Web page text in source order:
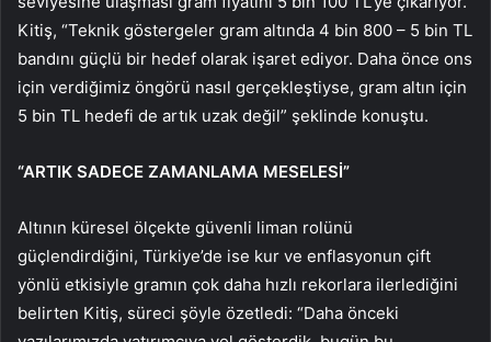
Kitiş, “Teknik göstergeler gram altında 4 bin 800 – 5 bin TL
bandını güçlü bir hedef olarak işaret ediyor. Daha önce ons
için verdiğimiz öngörü nasıl gerçekleştiyse, gram altın için
5 bin TL hedefi de artık uzak değil” şeklinde konuştu.
“ARTIK SADECE ZAMANLAMA MESELESİ”
Altının küresel ölçekte güvenli liman rolünü
güçlendirdiğini, Türkiye’de ise kur ve enflasyonun çift
yönlü etkisiyle gramın çok daha hızlı rekorlara ilerlediğini
belirten Kitiş, süreci şöyle özetledi: “Daha önceki